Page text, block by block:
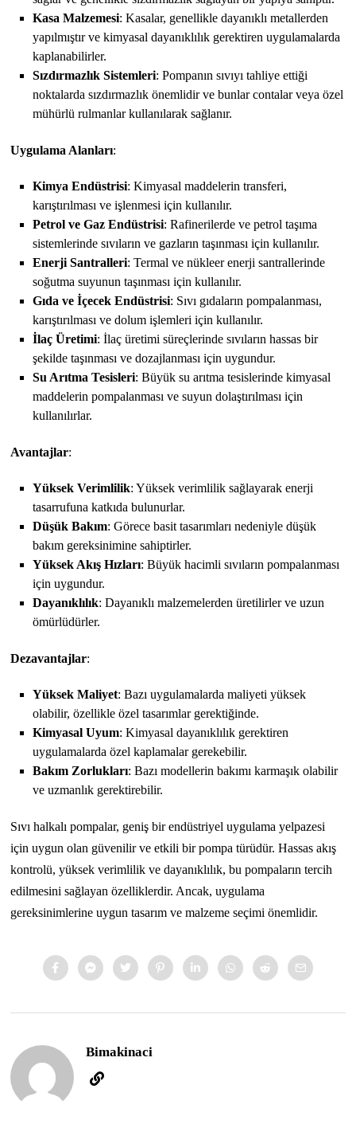
Kasa Malzemesi: Kasalar, genellikle dayanıklı metallerden
yapılmıştır ve kimyasal dayanıklılık gerektiren uygulamalarda
kaplanabilirler.
Sızdırmazlık Sistemleri: Pompanın sıvıyı tahliye ettiği
noktalarda sızdırmazlık önemlidir ve bunlar contalar veya özel
mühürlü rulmanlar kullanılarak sağlanır.
Uygulama Alanları:
Kimya Endüstrisi: Kimyasal maddelerin transferi,
karıştırılması ve işlenmesi için kullanılır.
Petrol ve Gaz Endüstrisi: Rafinerilerde ve petrol taşıma
sistemlerinde sıvıların ve gazların taşınması için kullanılır.
Enerji Santralleri: Termal ve nükleer enerji santrallerinde
soğutma suyunun taşınması için kullanılır.
Gıda ve İçecek Endüstrisi: Sıvı gıdaların pompalanması,
karıştırılması ve dolum işlemleri için kullanılır.
İlaç Üretimi: İlaç üretimi süreçlerinde sıvıların hassas bir
şekilde taşınması ve dozajlanması için uygundur.
Su Arıtma Tesisleri: Büyük su arıtma tesislerinde kimyasal
maddelerin pompalanması ve suyun dolaştırılması için
kullanılırlar.
Avantajlar:
Yüksek Verimlilik: Yüksek verimlilik sağlayarak enerji
tasarrufuna katkıda bulunurlar.
Düşük Bakım: Görece basit tasarımları nedeniyle düşük
bakım gereksinimine sahiptirler.
Yüksek Akış Hızları: Büyük hacimli sıvıların pompalanması
için uygundur.
Dayanıklılık: Dayanıklı malzemelerden üretilirler ve uzun
ömürlüdürler.
Dezavantajlar:
Yüksek Maliyet: Bazı uygulamalarda maliyeti yüksek
olabilir, özellikle özel tasarımlar gerektiğinde.
Kimyasal Uyum: Kimyasal dayanıklılık gerektiren
uygulamalarda özel kaplamalar gerekebilir.
Bakım Zorlukları: Bazı modellerin bakımı karmaşık olabilir
ve uzmanlık gerektirebilir.
Sıvı halkalı pompalar, geniş bir endüstriyel uygulama yelpazesi
için uygun olan güvenilir ve etkili bir pompa türüdür. Hassas akış
kontrolü, yüksek verimlilik ve dayanıklılık, bu pompaların tercih
edilmesini sağlayan özelliklerdir. Ancak, uygulama
gereksinimlerine uygun tasarım ve malzeme seçimi önemlidir.
Bimakinaci